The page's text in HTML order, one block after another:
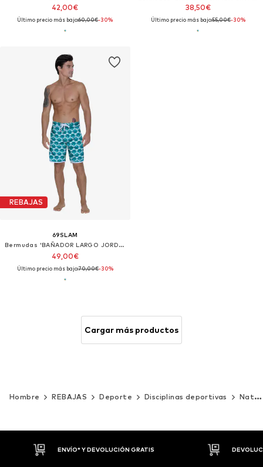
42,00€
Último precio más bajo:60,00€-30%
38,50€
Último precio más bajo:55,00€-30%
REBAJAS
69SLAM
Bermudas 'BAÑADOR LARGO JORDAN FISHES'
49,00€
Último precio más bajo:70,00€-30%
Cargar más productos
Hombre REBAJAS Deporte Disciplinas deportivas Natación
DEVOLUCIONES HASTA 30 DÍAS